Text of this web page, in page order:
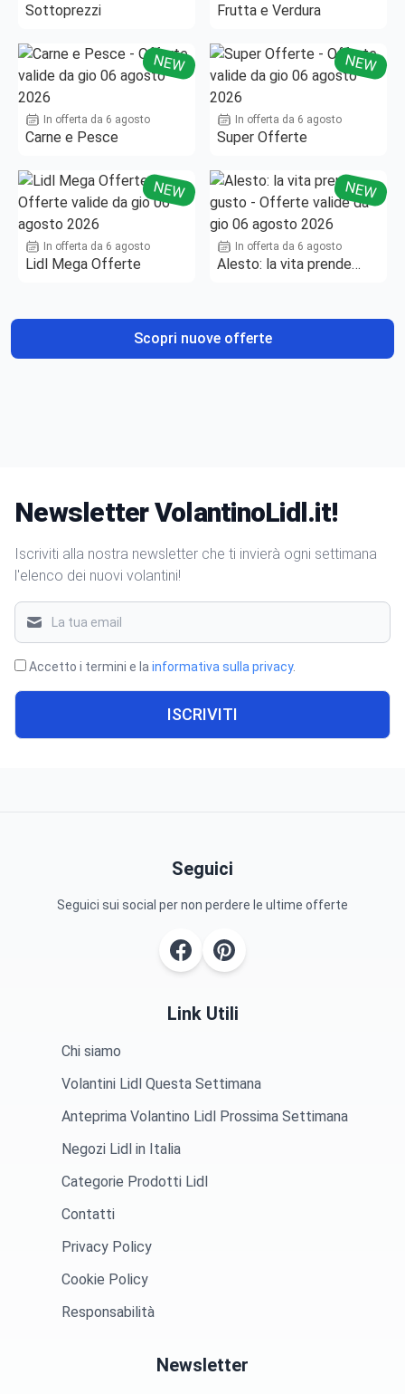
Sottoprezzi Frutta e Verdura
NEW
In offerta da 6 agosto
Carne e Pesce
NEW
In offerta da 6 agosto
Super Offerte
NEW
In offerta da 6 agosto
Lidl Mega Offerte
NEW
In offerta da 6 agosto
Alesto: la vita prende
Scopri nuove offerte
Newsletter VolantinoLidl.it!
Iscriviti alla nostra newsletter che ti invierà ogni settimana
l'elenco dei nuovi volantini!
Accetto i termini e la informativa sulla privacy.
ISCRIVITI
Seguici
Seguici sui social per non perdere le ultime offerte
Link Utili
Chi siamo
Volantini Lidl Questa Settimana
Anteprima Volantino Lidl Prossima Settimana
Negozi Lidl in Italia
Categorie Prodotti Lidl
Contatti
Privacy Policy
Cookie Policy
Responsabilità
Newsletter